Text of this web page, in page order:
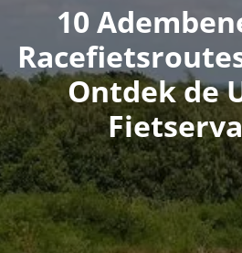
10
Ontdek de